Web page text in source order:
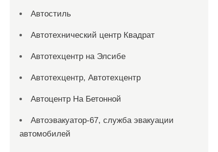
Автостиль
Автотехнический центр Квадрат
Автотехцентр на Элсибе
Автотехцентр, Автотехцентр
Автоцентр На Бетонной
Автоэвакуатор-67, служба эвакуации
автомобилей